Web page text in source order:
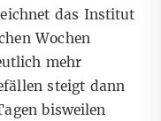
das Institut
Wochen
mehr
steigt dann
bisweilen